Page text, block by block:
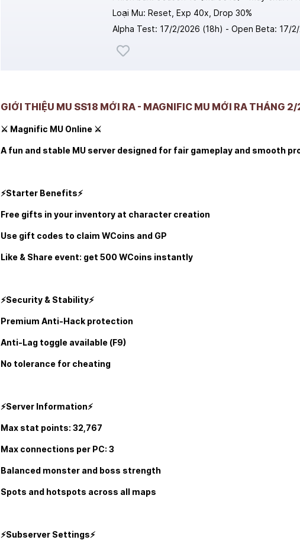
Loại Mu: Reset, Exp 40x, Drop 30%
Alpha Test: 17/2/2026 (18h) - Open Beta: 17/
GIỚI THIỆU MU SS18 MỚI RA - MAGNIFIC MU MỚI RA THÁNG
⚔️ Magnific MU Online ⚔️
A fun and stable MU server designed for fair gameplay and smooth
⚡Starter Benefits⚡
Free gifts in your inventory at character creation
Use gift codes to claim WCoins and GP
Like & Share event: get 500 WCoins instantly
⚡Security & Stability⚡
Premium Anti-Hack protection
Anti-Lag toggle available (F9)
No tolerance for cheating
⚡Server Information⚡
Max stat points: 32,767
Max connections per PC: 3
Balanced monster and boss strength
Spots and hotspots across all maps
⚡Subserver Settings⚡